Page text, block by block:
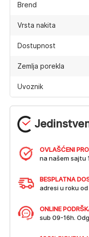
OVLAŠĆENI
na našem sajtu
BESPLATNA
adresi u roku
ONLINE
sub 09-16h.
Brend
Vrsta nakita
Dostupnost
Zemlja porekla
Uvoznik